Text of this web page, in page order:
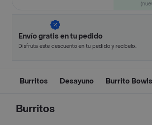
Envío gratis en tu pedido
Disfruta este descuento en tu pedido y recíbelo
Burritos Desayuno Burrito Bowls
Burritos